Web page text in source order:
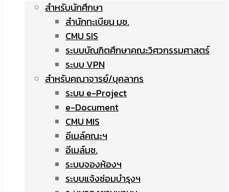
สำหรับนักศึกษา
สำนักทะเบียน มช.
CMU SIS
ระบบบัณฑิตศึกษาคณะวิศวกรรมศาสตร์
ระบบ VPN
สำหรับคณาจารย์/บุคลากร
ระบบ e-Project
e-Document
CMU MIS
อีเมล์คณะฯ
อีเมล์มช.
ระบบจองห้องฯ
ระบบแจ้งซ่อมบำรุงฯ